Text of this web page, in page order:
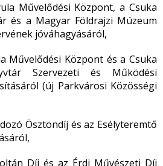
Központ, a Csuka
és a Magyar Földrajzi Múzeum
jóváhagyásáról,
Központ és a Csuka
Szervezeti és Működési
(új Parkvárosi Közösségi
Ösztöndíj és az Esélyteremtő
és az Érdi Művészeti Díj